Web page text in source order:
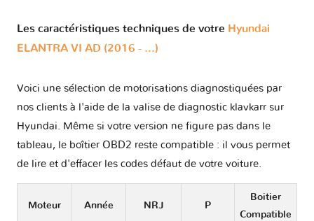
Les caractéristiques techniques de votre Hyundai
ELANTRA VI AD (2016 - ...)
Voici une sélection de motorisations diagnostiquées par
nos clients à l'aide de la valise de diagnostic klavkarr sur
Hyundai. Même si votre version ne figure pas dans le
tableau, le boîtier OBD2 reste compatible : il vous permet
de lire et d'effacer les codes défaut de votre voiture.
Moteur Année NRJ P
Boitier
Compatible